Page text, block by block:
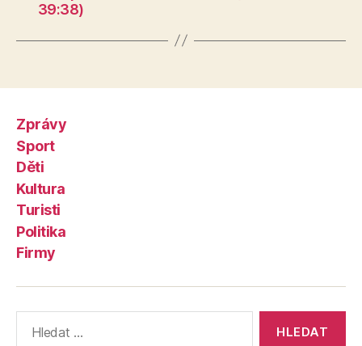
39:38)
Zprávy
Sport
Děti
Kultura
Turisti
Politika
Firmy
vyhledávání: